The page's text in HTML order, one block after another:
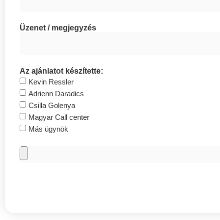
Üzenet / megjegyzés
Az ajánlatot készítette:
Kevin Ressler
Adrienn Daradics
Csilla Golenya
Magyar Call center
Más ügynök